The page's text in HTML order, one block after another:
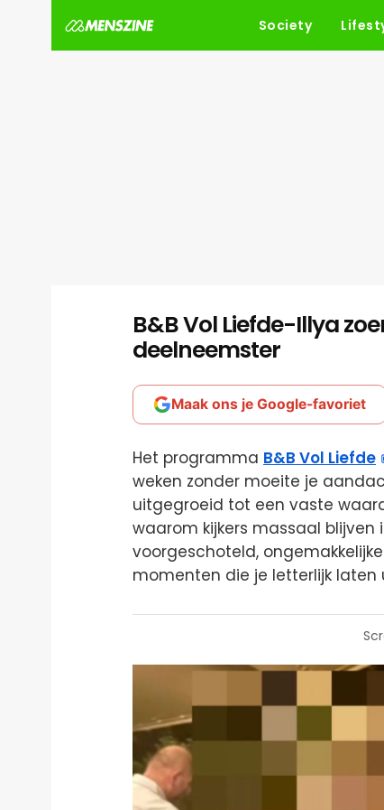
Society
B&B Vol Liefde-Illya
deelneemster
Maak ons je Google-favoriet
Het programma B&B Vol Liefde
weken zonder moeite je
uitgegroeid tot een vaste
waarom kijkers massaal blijven
voorgeschoteld,
momenten die je letterlijk laten